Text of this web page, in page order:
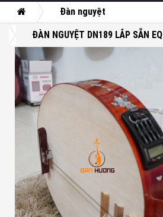
Đàn nguyệt
ĐÀN NGUYỆT DN189 LẮP SẴN EQ